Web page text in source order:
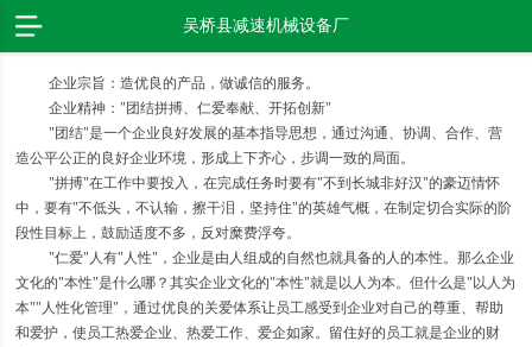
吴桥县减速机械设备厂
企业宗旨：造优良的产品，做诚信的服务。
企业精神："团结拼搏、仁爱奉献、开拓创新"
"团结"是一个企业良好发展的基本指导思想，通过沟通、协调、合作、营
造公平公正的良好企业环境，形成上下齐心，步调一致的局面。
"拼搏"在工作中要投入，在完成任务时要有"不到长城非好汉"的豪迈情怀
中，要有"不低头，不认输，擦干泪，坚持住"的英雄气概，在制定切合实际的阶
段性目标上，鼓励适度不多，反对糜费浮夸。
"仁爱"人有"人性"，企业是由人组成的自然也就具备的人的本性。那么企业
文化的"本性"是什么哪？其实企业文化的"本性"就是以人为本。但什么是"以人为
本""人性化管理"，通过优良的关爱体系让员工感受到企业对自己的尊重、帮助
和爱护，使员工热爱企业、热爱工作、爱企如家。留住好的员工就是企业的财